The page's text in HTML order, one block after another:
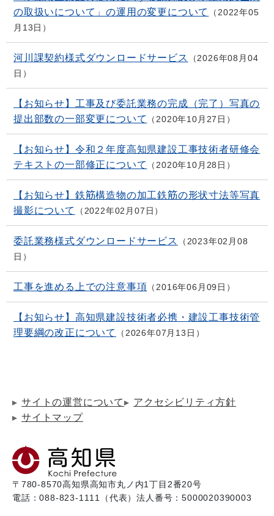
の取扱いについて」の運用の変更について
2022年05
月13日
河川課契約様式ダウンロードサービス
2026年08月04
日
【お知らせ】工事及び委託業務の完成（完了）写真の
提出部数の一部変更について
2020年10月27日
【お知らせ】令和２年度高知県建設工事技術者研修会
テキストの一部修正について
2020年10月28日
【お知らせ】鉄筋構造物の加工鉄筋の形状寸法等写真
撮影について
2022年02月07日
委託業務様式ダウンロードサービス
2023年02月08
日
工事を進める上での注意事項 2016年06月09日
【お知らせ】高知県建設技術者必携・建設工事技術管
理要綱の改正について
2026年07月13日
サイトの運営について
アクセシビリティ方針
サイトマップ
〒780-8570高知県高知市丸ノ内1丁目2番20号
電話：088-823-1111（代表）法人番号：5000020390003